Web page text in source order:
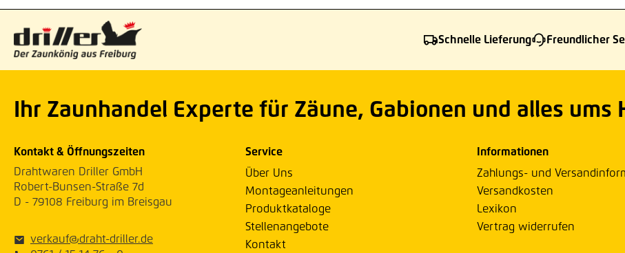
Schnelle Lieferung Freundlicher
Ihr Zaunhandel Experte für Zäune, Gabionen und alles ums
Kontakt & Öffnungszeiten
Drahtwaren Driller GmbH
Robert-Bunsen-Straße 7d
D - 79108 Freiburg im Breisgau
verkauf@draht-driller.de
Service
Über Uns
Montageanleitungen
Produktkataloge
Stellenangebote
Kontakt
Informationen
Zahlungs- und
Versandkosten
Lexikon
Vertrag widerrufen